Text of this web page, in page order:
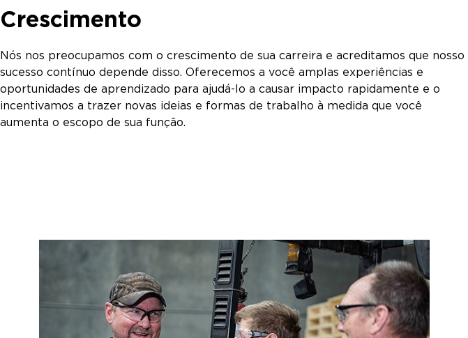
Crescimento
Nós nos preocupamos com o crescimento de sua carreira e acreditamos que nosso
sucesso contínuo depende disso. Oferecemos a você amplas experiências e
oportunidades de aprendizado para ajudá-lo a causar impacto rapidamente e o
incentivamos a trazer novas ideias e formas de trabalho à medida que você
aumenta o escopo de sua função.